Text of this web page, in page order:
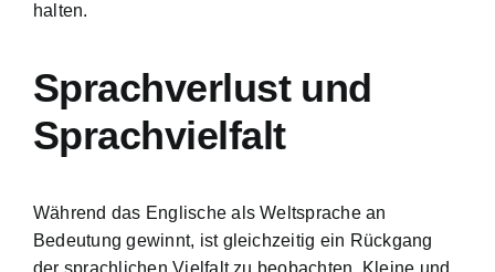
halten.
Sprachverlust und
Sprachvielfalt
Während das Englische als Weltsprache an
Bedeutung gewinnt, ist gleichzeitig ein Rückgang